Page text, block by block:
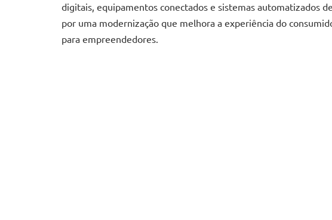
digitais, equipamentos conectados e sistemas automatizados
por uma modernização que melhora a experiência do
para empreendedores.